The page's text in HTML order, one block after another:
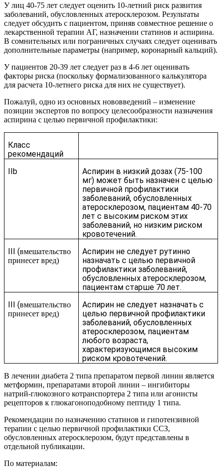
У лиц 40-75 лет следует оценить 10-летний риск развития
заболеваний, обусловленных атеросклерозом. Результаты
следует обсудить с пациентом, приняв совместное решение о
лекарственной терапии АГ, назначении статинов и аспирина.
В сомнительных или пограничных случаях следует оценивать
дополнительные параметры (например, коронарный кальций).
У пациентов 20-39 лет следует раз в 4-6 лет оценивать
факторы риска (поскольку формализованного калькулятора
для расчета 10-летнего риска для них не существует).
Пожалуй, одно из основных нововведений – изменение
позиции экспертов по вопросу целесообразности назначения
аспирина с целью первичной профилактики:
Класс
рекомендаций
IIb
Аспирин в низкий дозах (75-100
мг) может быть назначен с целью
первичной профилактики
заболеваний, обусловленных
атеросклерозом, пациентам 40-70
лет с высоким риском этих
заболеваний, но низким риском
кровотечений.
III (вмешательство
принесет вред)
Аспирин не следует рутинно
назначать с целью первичной
профилактики заболеваний,
обусловленных атеросклерозом,
пациентам старше 70 лет.
III (вмешательство
принесет вред)
Аспирин не следует назначать с
целью первичной профилактики
заболеваний, обусловленных
атеросклерозом, пациентам
любого возраста,
характеризующимся высоким
риском кровотечений.
В лечении диабета 2 типа препаратом первой линии является
метформин, препаратами второй линии – ингибиторы
натрий-глюкозного котранспортера 2 типа или агонисты
рецепторов к глюкагоноподобному пептиду 1 типа.
Рекомендации по назначению статинов и гипотензивной
терапии с целью первичной профилактики ССЗ,
обусловленных атеросклерозом, будут представлены в
отдельной публикации.
По материалам: